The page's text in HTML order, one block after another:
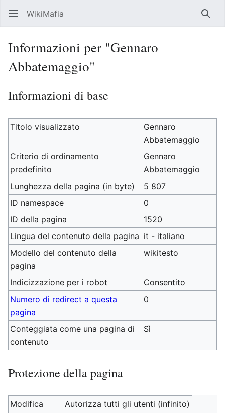
WikiMafia
Informazioni per "Gennaro
Abbatemaggio"
Informazioni di base
Titolo visualizzato
Gennaro
Abbatemaggio
Criterio di ordinamento
predefinito
Gennaro
Abbatemaggio
Lunghezza della pagina (in byte)
5 807
ID namespace
0
ID della pagina
1520
Lingua del contenuto della pagina it - italiano
Modello del contenuto della
pagina
wikitesto
Indicizzazione per i robot
Consentito
Numero di redirect a questa
pagina
0
Conteggiata come una pagina di
contenuto
Sì
Protezione della pagina
Modifica
Autorizza tutti gli utenti (infinito)